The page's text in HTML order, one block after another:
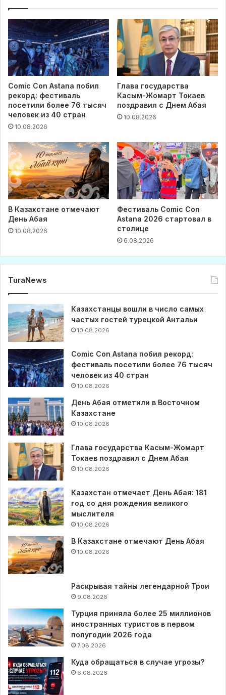
Comic Con Astana побил
рекорд: фестиваль
посетили более 76 тысяч
человек из 40 стран
10.08.2026
Глава государства
Касым-Жомарт Токаев
поздравил с Днем Абая
10.08.2026
В Казахстане отмечают
День Абая
10.08.2026
Фестиваль Comic Con
Astana 2026 стартовал в
столице
6.08.2026
TuraNews
Казахстанцы вошли в число самых
частых гостей турецкой Антальи
10.08.2026
Comic Con Astana побил рекорд:
фестиваль посетили более 76 тысяч
человек из 40 стран
10.08.2026
День Абая отметили в Восточном
Казахстане
10.08.2026
Глава государства Касым-Жомарт
Токаев поздравил с Днем Абая
10.08.2026
Казахстан отмечает День Абая: 181
год со дня рождения великого
мыслителя
10.08.2026
В Казахстане отмечают День Абая
10.08.2026
Раскрывая тайны легендарной Трои
9.08.2026
Турция приняла более 25 миллионов
иностранных туристов в первом
полугодии 2026 года
7.08.2026
Куда обращаться в случае угрозы?
6.08.2026